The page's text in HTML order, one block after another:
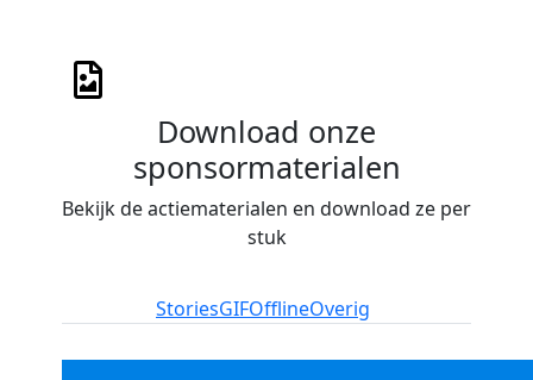
Download onze
sponsormaterialen
Bekijk de actiematerialen en download ze per
stuk
StoriesGIFOfflineOverig